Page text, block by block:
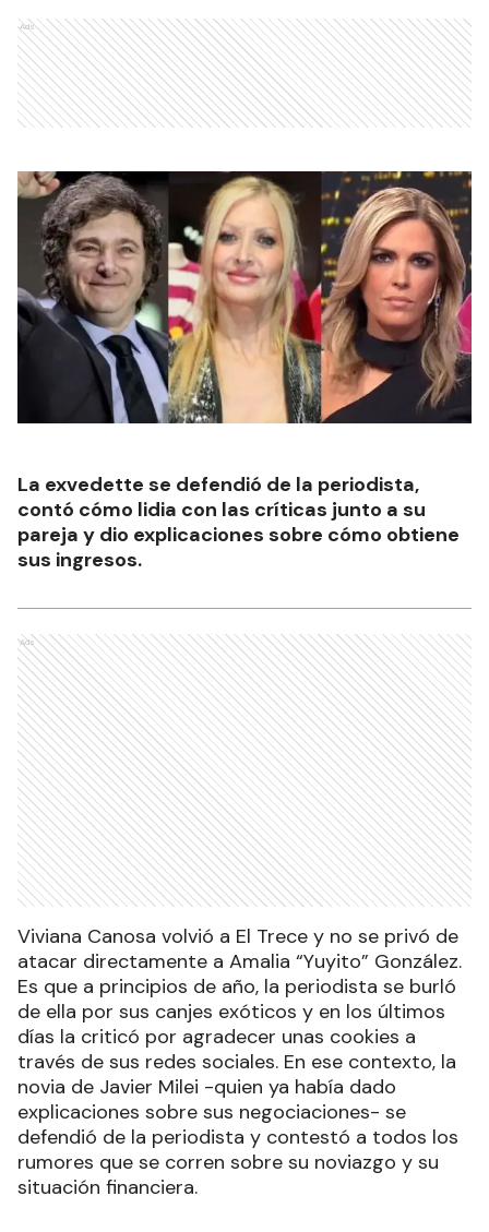
Ads
La exvedette se defendió de la periodista,
contó cómo lidia con las críticas junto a su
pareja y dio explicaciones sobre cómo obtiene
sus ingresos.
Ads
Viviana Canosa volvió a El Trece y no se privó de
atacar directamente a Amalia “Yuyito” González.
Es que a principios de año, la periodista se burló
de ella por sus canjes exóticos y en los últimos
días la criticó por agradecer unas cookies a
través de sus redes sociales. En ese contexto, la
novia de Javier Milei -quien ya había dado
explicaciones sobre sus negociaciones- se
defendió de la periodista y contestó a todos los
rumores que se corren sobre su noviazgo y su
situación financiera.